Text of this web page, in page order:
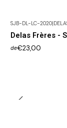
SJB-DL-LC-2020|
Delas Frères -
de€23,00